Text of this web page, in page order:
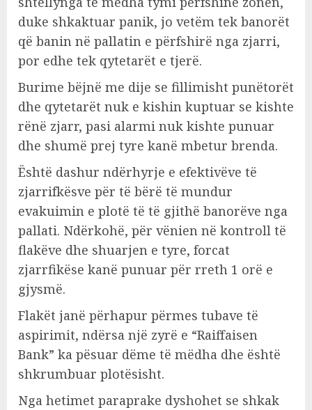
duke shkaktuar panik, jo vetëm tek banorët
që banin në pallatin e përfshirë nga zjarri,
por edhe tek qytetarët e tjerë.
Burime bëjnë me dije se fillimisht punëtorët
dhe qytetarët nuk e kishin kuptuar se kishte
rënë zjarr, pasi alarmi nuk kishte punuar
dhe shumë prej tyre kanë mbetur brenda.
Është dashur ndërhyrje e efektivëve të
zjarrifkësve për të bërë të mundur
evakuimin e plotë të të gjithë banorëve nga
pallati. Ndërkohë, për vënien në kontroll të
flakëve dhe shuarjen e tyre, forcat
zjarrfikëse kanë punuar për rreth 1 orë e
gjysmë.
Flakët janë përhapur përmes tubave të
aspirimit, ndërsa një zyrë e “Raiffaisen
Bank” ka pësuar dëme të mëdha dhe është
shkrumbuar plotësisht.
Nga hetimet paraprake dyshohet se shkak